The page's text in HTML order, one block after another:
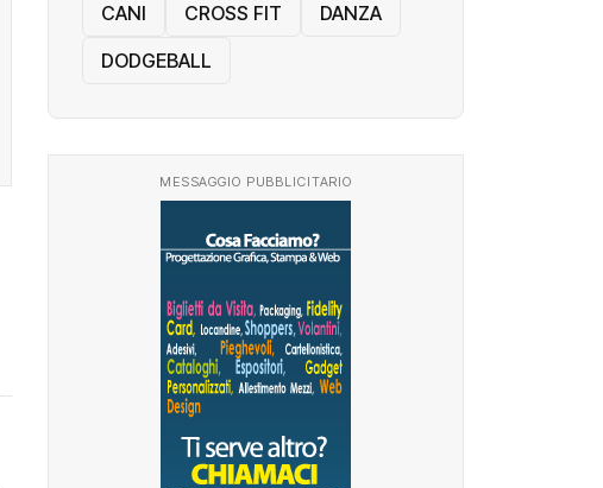
CANI
CROSS FIT
DANZA
DODGEBALL
MESSAGGIO PUBBLICITARIO